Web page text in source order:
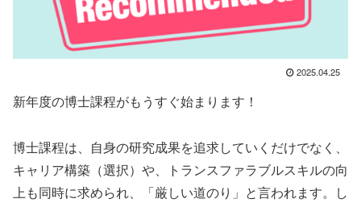
2025.04.25
新年度の博士課程がもうすぐ始まります！
博士課程は、自身の研究成果を追求していくだけでなく、
キャリア構築（選択）や、トランスファラブルスキルの向
上も同時に求められ、「厳しい道のり」と言われます。し